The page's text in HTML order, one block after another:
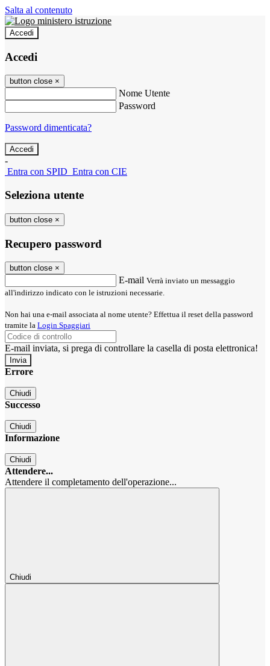
Salta al contenuto
Accedi
Accedi
button close ×
Nome Utente
Password
Password dimenticata?
-
Entra con SPID Entra con CIE
Seleziona utente
button close ×
Recupero password
button close ×
E-mail Verrà inviato un messaggio
all'indirizzo indicato con le istruzioni necessarie.
Non hai una e-mail associata al nome utente? Effettua il reset della password
tramite la Login Spaggiari
E-mail inviata, si prega di controllare la casella di posta elettronica!
Errore
Chiudi
Successo
Chiudi
Informazione
Chiudi
Attendere...
Attendere il completamento dell'operazione...
Chiudi